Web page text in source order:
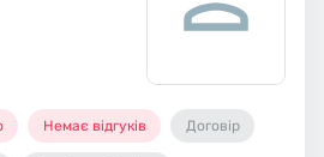
Немає відгуків Договір